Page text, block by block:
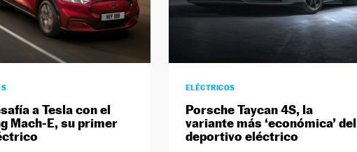
a Tesla con el
Mach-E, su primer
ELÉCTRICOS
Porsche Taycan 4S, la
variante más ‘económica’ del
deportivo eléctrico